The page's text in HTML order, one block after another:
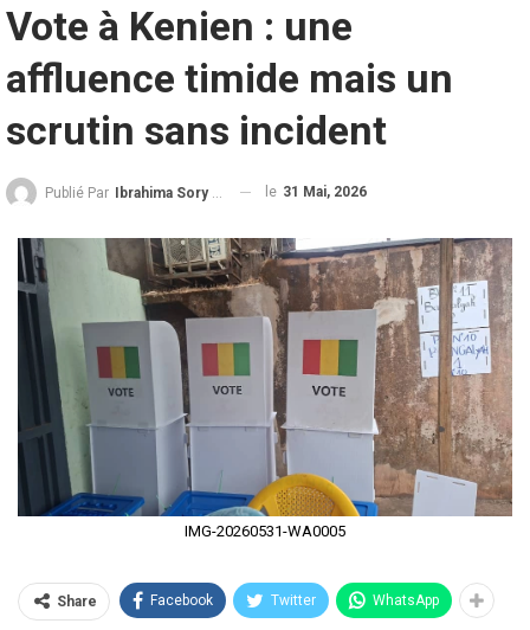
Vote à Kenien : une
affluence timide mais un
scrutin sans incident
Publié Par Ibrahima Sory Diallo le 31 Mai, 2026
IMG-20260531-WA0005
Share Facebook Twitter WhatsApp